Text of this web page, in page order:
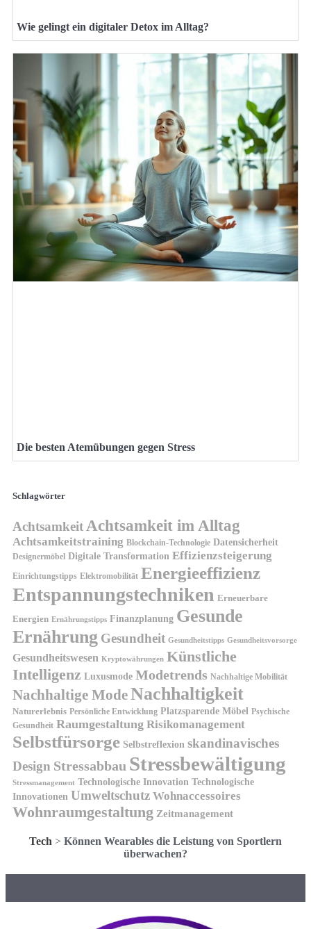
Wie gelingt ein digitaler Detox im Alltag?
Die besten Atemübungen gegen Stress
Schlagwörter
AchtsamkeitAchtsamkeit im Alltag
Achtsamkeitstraining Blockchain-Technologie Datensicherheit
Designermöbel Digitale Transformation Effizienzsteigerung
Einrichtungstipps Elektromobilität Energieeffizienz
Entspannungstechniken Erneuerbare
Energien Ernährungstipps Finanzplanung Gesunde
Ernährung Gesundheit Gesundheitstipps Gesundheitsvorsorge
Gesundheitswesen Kryptowährungen Künstliche
Intelligenz Luxusmode Modetrends Nachhaltige Mobilität
Nachhaltige ModeNachhaltigkeit
Naturerlebnis Persönliche Entwicklung Platzsparende Möbel Psychische
Gesundheit Raumgestaltung Risikomanagement
Selbstfürsorge Selbstreflexion skandinavisches
Design Stressabbau Stressbewältigung
Stressmanagement Technologische Innovation Technologische
Innovationen Umweltschutz Wohnaccessoires
Wohnraumgestaltung Zeitmanagement
Tech > Können Wearables die Leistung von Sportlern
überwachen?